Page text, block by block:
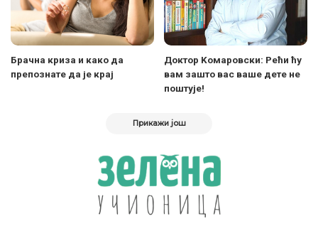
Брачна криза и како да
препознате да је крај
Доктор Kомаровски: Рећи ћу
вам зашто вас ваше дете не
поштује!
Прикажи још